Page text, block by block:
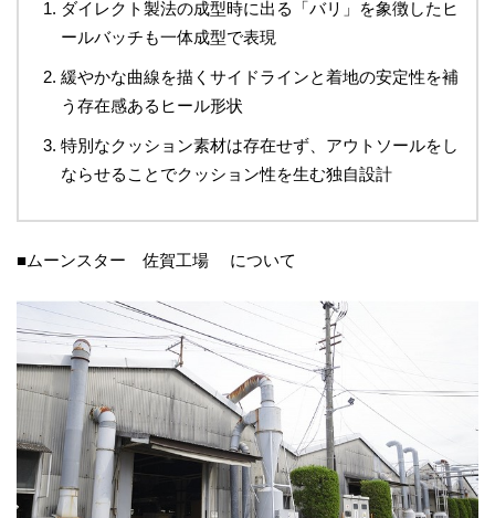
ダイレクト製法の成型時に出る「バリ」を象徴したヒ
ールバッチも一体成型で表現
緩やかな曲線を描くサイドラインと着地の安定性を補
う存在感あるヒール形状
特別なクッション素材は存在せず、アウトソールをし
ならせることでクッション性を生む独自設計
■ムーンスター 佐賀工場 について